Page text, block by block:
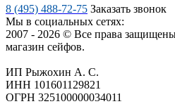
8 (495) 488-72-75 Заказать звонок
Мы в социальных сетях:
2007 - 2026 © Все права
магазин сейфов.
ИП Рыжохин А. С.
ИНН 101601129821
ОГРН 325100000034011